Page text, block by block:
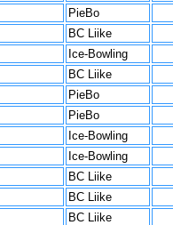
PieBo
BC Liike
Ice-Bowling
BC Liike
PieBo
PieBo
Ice-Bowling
Ice-Bowling
BC Liike
BC Liike
BC Liike